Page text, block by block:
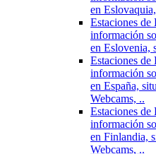
en
Estaciones de
información
en Eslovenia,
Estaciones de
información
en España,
Webcams, ..
Estaciones de
información
en Finlandia,
Webcams, ..